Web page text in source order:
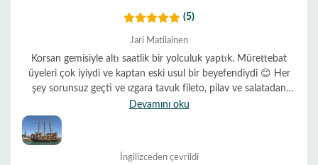
(5)
Jari Matilainen
Korsan gemisiyle altı saatlik bir yolculuk yaptık. Mürettebat
üyeleri çok iyiydi ve kaptan eski usul bir beyefendiydi 😊 Her
şey sorunsuz geçti ve ızgara tavuk fileto, pilav ve salatadan
oluşan öğle yemeği çok lezzetliydi. Gemide çocuklu aileler de
vardı ve küçükler köpük partisinde çok eğlenmiş gibi
Devamını oku
İngilizceden çevrildi